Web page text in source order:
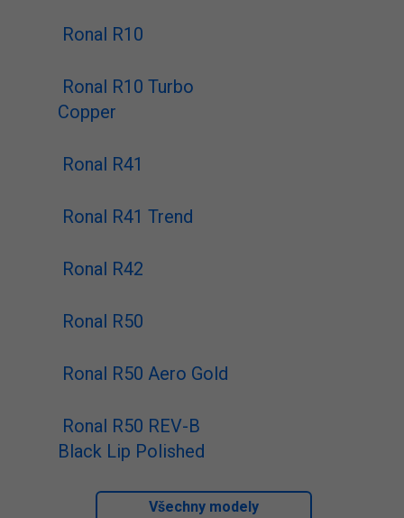
Ronal R10
Ronal R10 Turbo
Copper
Ronal R41
Ronal R41 Trend
Ronal R42
Ronal R50
Ronal R50 Aero Gold
Ronal R50 REV-B
Black Lip Polished
Všechny modely